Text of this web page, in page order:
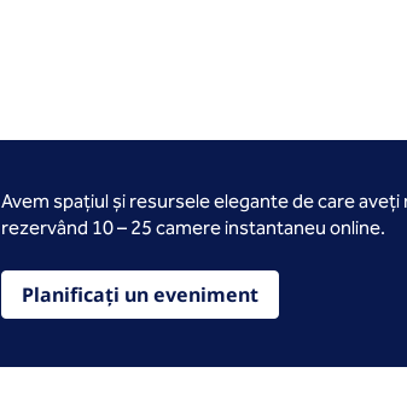
Avem spațiul și resursele elegante de care
rezervând 10 – 25 camere instantaneu online.
Planificați un eveniment